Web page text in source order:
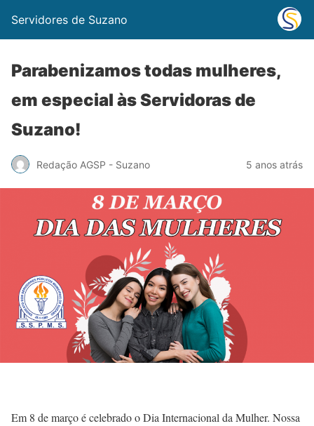
Servidores de Suzano
Parabenizamos todas mulheres,
em especial às Servidoras de
Suzano!
Redação AGSP - Suzano 5 anos atrás
Em 8 de março é celebrado o Dia Internacional da Mulher. Nossa